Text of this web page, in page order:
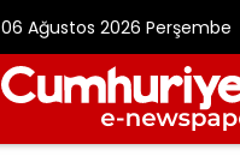
06 Ağustos 2026 Perşembe